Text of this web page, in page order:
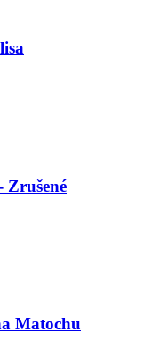
Zrušené
Matochu